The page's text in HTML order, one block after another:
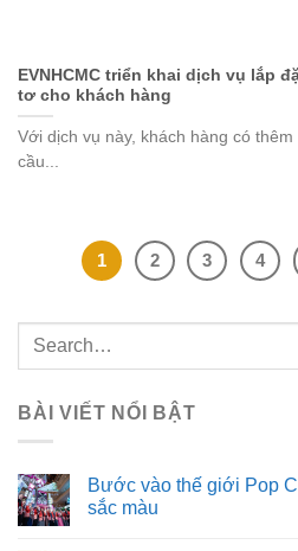
EVNHCMC triển khai dịch vụ lắp
tơ cho khách hàng
Với dịch vụ này, khách hàng có
cầu...
1 2 3 4
BÀI VIẾT NỔI BẬT
Bước vào thế giới Pop
sắc màu